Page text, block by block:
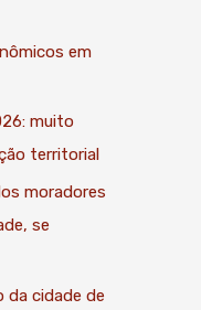
em
muito
territorial
moradores
se
da cidade de